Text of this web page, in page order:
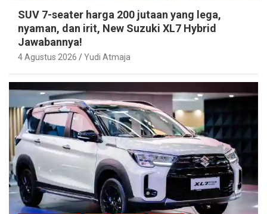
SUV 7-seater harga 200 jutaan yang lega,
nyaman, dan irit, New Suzuki XL7 Hybrid
Jawabannya!
4 Agustus 2026 Yudi Atmaja